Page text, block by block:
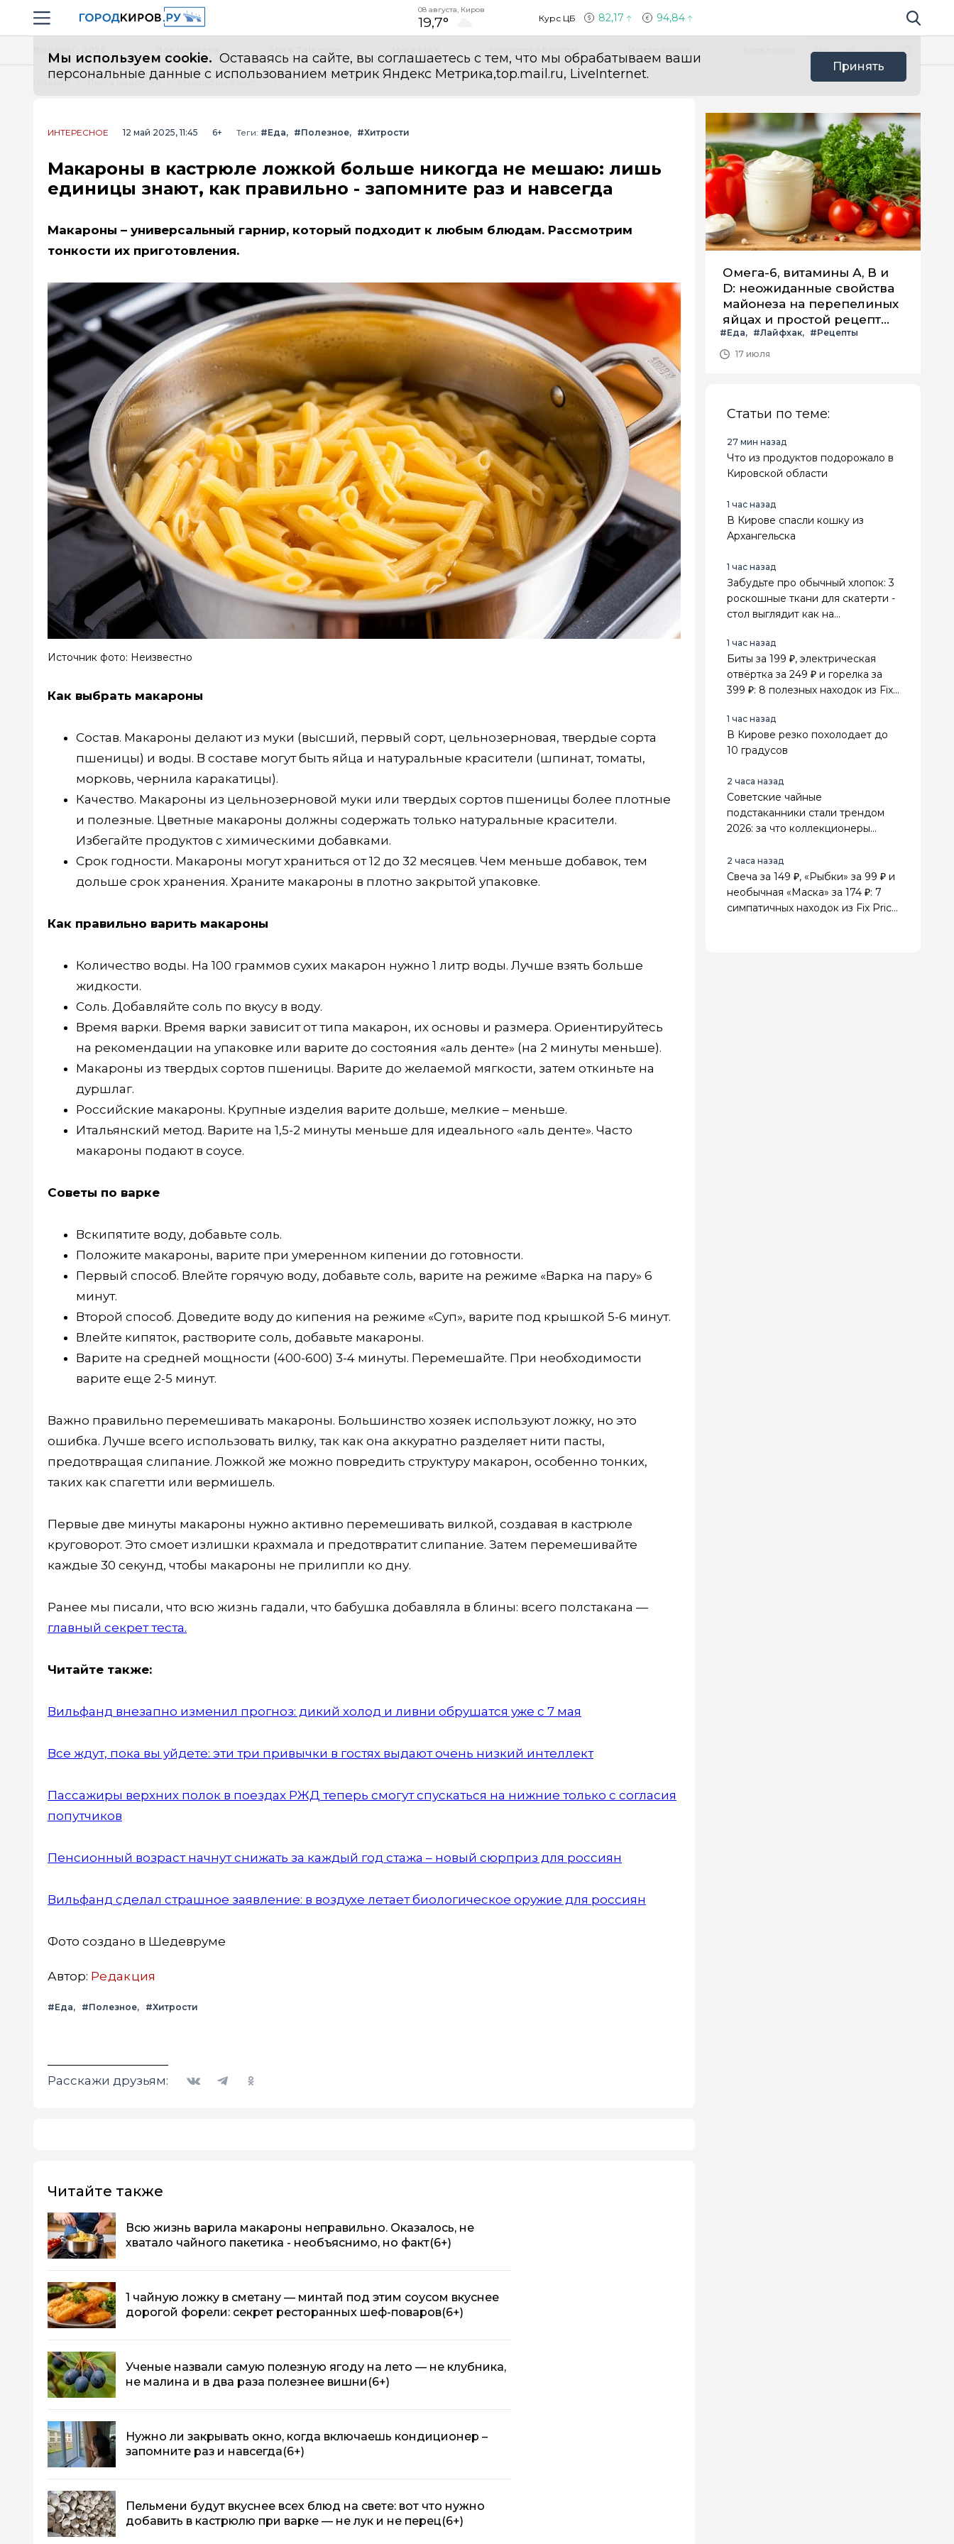
Навигация сайта
08 августа, Киров
19,7° Курс ЦБ 82,17 94,84 Поиск по
Мы используем cookie. Оставаясь на сайте, вы соглашаетесь с тем, что мы обрабатываем ваши
персональные данные с использованием метрик Яндекс Метрика,top.mail.ru, LiveInternet.
Принять
Все новости
Главная Лента новостей
ИНТЕРЕСНОЕ 12 май 2025, 11:45 6+ Теги: #Еда #Полезное #Хитрости
Макароны в кастрюле ложкой больше никогда не мешаю: лишь
единицы знают, как правильно - запомните раз и навсегда
Макароны – универсальный гарнир, который подходит к любым блюдам. Рассмотрим
тонкости их приготовления.
Источник фото: Неизвестно
Как выбрать макароны
Состав. Макароны делают из муки (высший, первый сорт, цельнозерновая, твердые сорта
пшеницы) и воды. В составе могут быть яйца и натуральные красители (шпинат, томаты,
морковь, чернила каракатицы).
Качество. Макароны из цельнозерновой муки или твердых сортов пшеницы более плотные
и полезные. Цветные макароны должны содержать только натуральные красители.
Избегайте продуктов с химическими добавками.
Срок годности. Макароны могут храниться от 12 до 32 месяцев. Чем меньше добавок, тем
дольше срок хранения. Храните макароны в плотно закрытой упаковке.
Как правильно варить макароны
Количество воды. На 100 граммов сухих макарон нужно 1 литр воды. Лучше взять больше
жидкости.
Соль. Добавляйте соль по вкусу в воду.
Время варки. Время варки зависит от типа макарон, их основы и размера. Ориентируйтесь
на рекомендации на упаковке или варите до состояния «аль денте» (на 2 минуты меньше).
Макароны из твердых сортов пшеницы. Варите до желаемой мягкости, затем откиньте на
дуршлаг.
Российские макароны. Крупные изделия варите дольше, мелкие – меньше.
Итальянский метод. Варите на 1,5-2 минуты меньше для идеального «аль денте». Часто
макароны подают в соусе.
Советы по варке
Вскипятите воду, добавьте соль.
Положите макароны, варите при умеренном кипении до готовности.
Первый способ. Влейте горячую воду, добавьте соль, варите на режиме «Варка на пару» 6
минут.
Второй способ. Доведите воду до кипения на режиме «Суп», варите под крышкой 5-6 минут.
Влейте кипяток, растворите соль, добавьте макароны.
Варите на средней мощности (400-600) 3-4 минуты. Перемешайте. При необходимости
варите еще 2-5 минут.
Важно правильно перемешивать макароны. Большинство хозяек используют ложку, но это
ошибка. Лучше всего использовать вилку, так как она аккуратно разделяет нити пасты,
предотвращая слипание. Ложкой же можно повредить структуру макарон, особенно тонких,
таких как спагетти или вермишель.
Первые две минуты макароны нужно активно перемешивать вилкой, создавая в кастрюле
круговорот. Это смоет излишки крахмала и предотвратит слипание. Затем перемешивайте
каждые 30 секунд, чтобы макароны не прилипли ко дну.
Ранее мы писали, что всю жизнь гадали, что бабушка добавляла в блины: всего полстакана —
главный секрет теста.
Читайте также:
Вильфанд внезапно изменил прогноз: дикий холод и ливни обрушатся уже с 7 мая
Все ждут, пока вы уйдете: эти три привычки в гостях выдают очень низкий интеллект
Пассажиры верхних полок в поездах РЖД теперь смогут спускаться на нижние только с согласия
попутчиков
Пенсионный возраст начнут снижать за каждый год стажа – новый сюрприз для россиян
Вильфанд сделал страшное заявление: в воздухе летает биологическое оружие для россиян
Фото создано в Шедевруме
Автор: Редакция
#Еда #Полезное #Хитрости
Расскажи друзьям:
Читайте также
Всю жизнь варила макароны неправильно. Оказалось, не
хватало чайного пакетика - необъяснимо, но факт(6+)
1 чайную ложку в сметану — минтай под этим соусом вкуснее
дорогой форели: секрет ресторанных шеф-поваров(6+)
Ученые назвали самую полезную ягоду на лето — не клубника,
не малина и в два раза полезнее вишни (6+)
Нужно ли закрывать окно, когда включаешь кондиционер –
запомните раз и навсегда(6+)
Пельмени будут вкуснее всех блюд на свете: вот что нужно
добавить в кастрюлю при варке — не лук и не перец(6+)
Омега-6, витамины А, В и
D: неожиданные свойства
майонеза на перепелиных
яйцах и простой рецепт
летнего салата с ним
#Еда #Лайфхак
#Рецепты
17 июля
Статьи по теме:
27 мин назад
Что из продуктов подорожало в
Кировской области
1 час назад
В Кирове спасли кошку из
Архангельска
1 час назад
Забудьте про обычный хлопок: 3
роскошные ткани для скатерти -
стол выглядит как на
1 час назад
Биты за 199 ₽, электрическая
отвёртка за 249 ₽ и горелка за
399 ₽: 8 полезных находок из Fix
1 час назад
В Кирове резко похолодает до
10 градусов
2 часа назад
Советские чайные
подстаканники стали трендом
2026: за что коллекционеры
2 часа назад
Свеча за 149 ₽, «Рыбки» за 99 ₽ и
необычная «Маска» за 174 ₽: 7
симпатичных находок из Fix Price